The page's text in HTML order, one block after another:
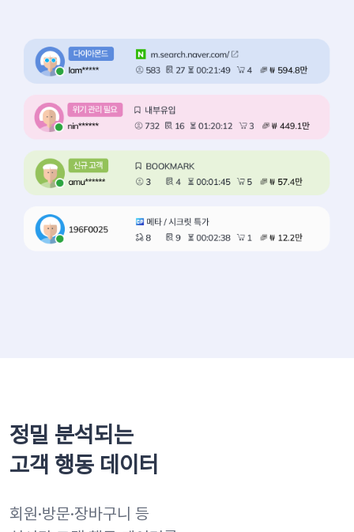
정밀 분석되는
고객 행동 데이터
회원·방문·장바구니 등